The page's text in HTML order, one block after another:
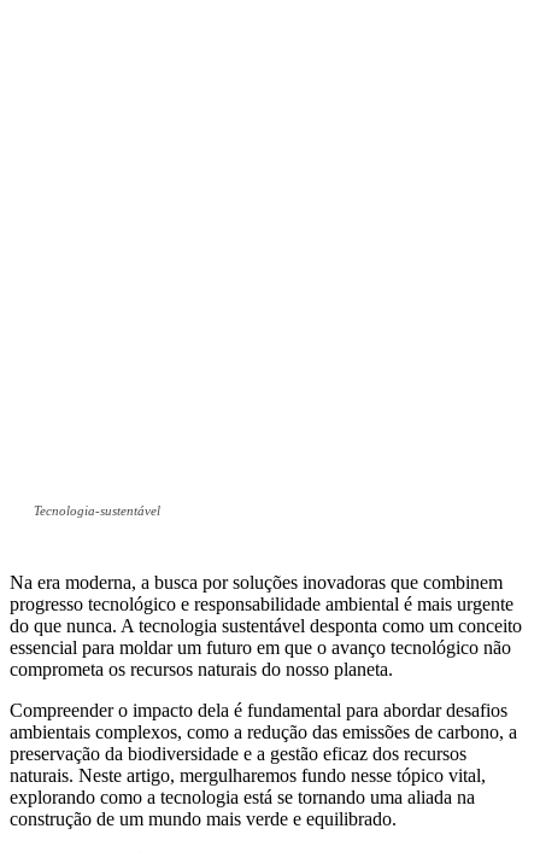
Tecnologia-sustentável
Na era moderna, a busca por soluções inovadoras que combinem
progresso tecnológico e responsabilidade ambiental é mais urgente
do que nunca. A tecnologia sustentável desponta como um conceito
essencial para moldar um futuro em que o avanço tecnológico não
comprometa os recursos naturais do nosso planeta.
Compreender o impacto dela é fundamental para abordar desafios
ambientais complexos, como a redução das emissões de carbono, a
preservação da biodiversidade e a gestão eficaz dos recursos
naturais. Neste artigo, mergulharemos fundo nesse tópico vital,
explorando como a tecnologia está se tornando uma aliada na
construção de um mundo mais verde e equilibrado.